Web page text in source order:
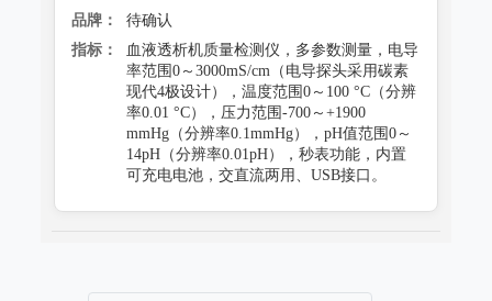
品牌：
待确认
指标：
血液透析机质量检测仪，多参数测量，电导
率范围0～3000mS/cm（电导探头采用碳素
现代4极设计），温度范围0～100 °C（分辨
率0.01 °C），压力范围-700～+1900
mmHg（分辨率0.1mmHg），pH值范围0～
14pH（分辨率0.01pH），秒表功能，内置
可充电电池，交直流两用、USB接口。